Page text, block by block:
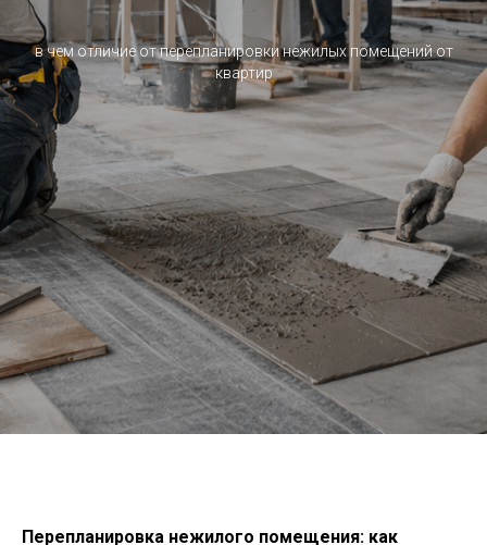
в чем отличие от перепланировки нежилых помещений от
квартир
Перепланировка нежилого помещения: как